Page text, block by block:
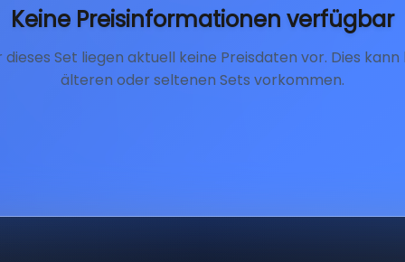
Keine Preisinformationen verfügbar
dieses Set liegen aktuell keine Preisdaten vor. Dies kann
älteren oder seltenen Sets vorkommen.